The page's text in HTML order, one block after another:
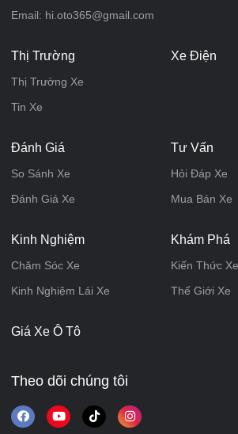
Email: hi.oto365@gmail.com
Thị Trường
Thị Trường Xe
Tin Xe
Xe Điện
Đánh Giá
So Sánh Xe
Đánh Giá Xe
Tư Vấn
Hỏi Đáp Xe
Mua Bán Xe
Kinh Nghiệm
Chăm Sóc Xe
Kinh Nghiệm Lái Xe
Khám Phá
Kiến Thức Xe
Thế Giới Xe
Giá Xe Ô Tô
Theo dõi chúng tôi